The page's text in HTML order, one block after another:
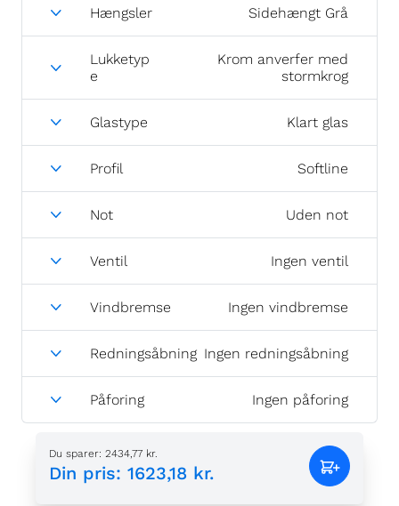
Hængsler Sidehængt Grå
Lukketyp
e
Krom anverfer med
stormkrog
Glastype Klart glas
Profil Softline
Not Uden not
Ventil Ingen ventil
Vindbremse Ingen vindbremse
Redningsåbning Ingen redningsåbning
Påforing Ingen påforing
Du sparer: 2434,77 kr.
Din pris: 1623,18 kr.